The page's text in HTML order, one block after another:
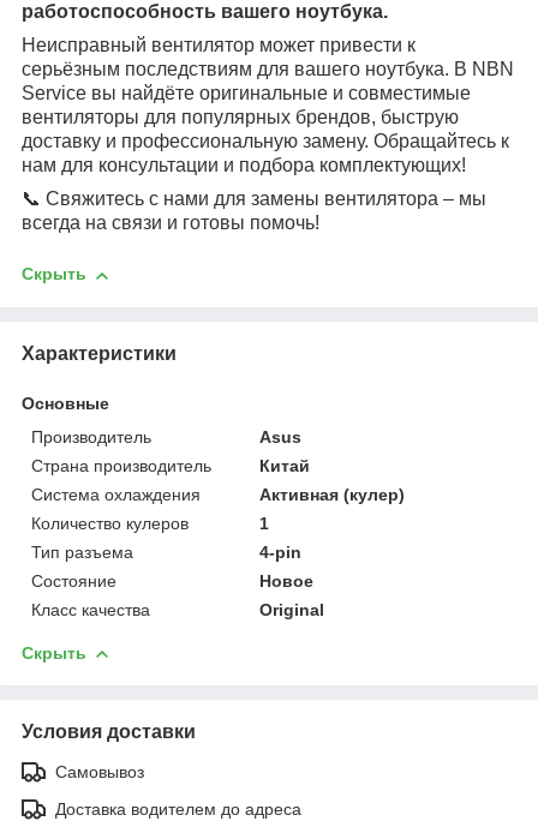
работоспособность вашего ноутбука.
Неисправный вентилятор может привести к
серьёзным последствиям для вашего ноутбука. В NBN
Service вы найдёте оригинальные и совместимые
вентиляторы для популярных брендов, быструю
доставку и профессиональную замену. Обращайтесь к
нам для консультации и подбора комплектующих!
📞 Свяжитесь с нами для замены вентилятора – мы
всегда на связи и готовы помочь!
Скрыть
Характеристики
Основные
Производитель
Asus
Страна производитель
Китай
Система охлаждения
Активная (кулер)
Количество кулеров
1
Тип разъема
4-pin
Состояние
Новое
Класс качества
Original
Скрыть
Условия доставки
Самовывоз
Доставка водителем до адреса